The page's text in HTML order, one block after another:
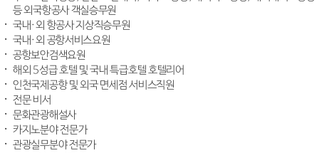
등 외국항공사 객실승무원
국내·외 항공사 지상직승무원
국내·외 공항서비스요원
공항보안검색요원
해외 5성급 호텔 및 국내 특급호텔 호텔리어
인천국제공항 및 외국 면세점 서비스직원
전문 비서
문화관광해설사
카지노분야 전문가
관광실무분야 전문가